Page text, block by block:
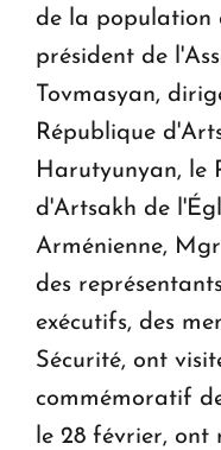
de la population
président de
Tovmasyan,
République
Harutyunyan, le
d'Artsakh de
Arménienne,
des
exécutifs, des
Sécurité, ont
commémoratif
le 28 février,